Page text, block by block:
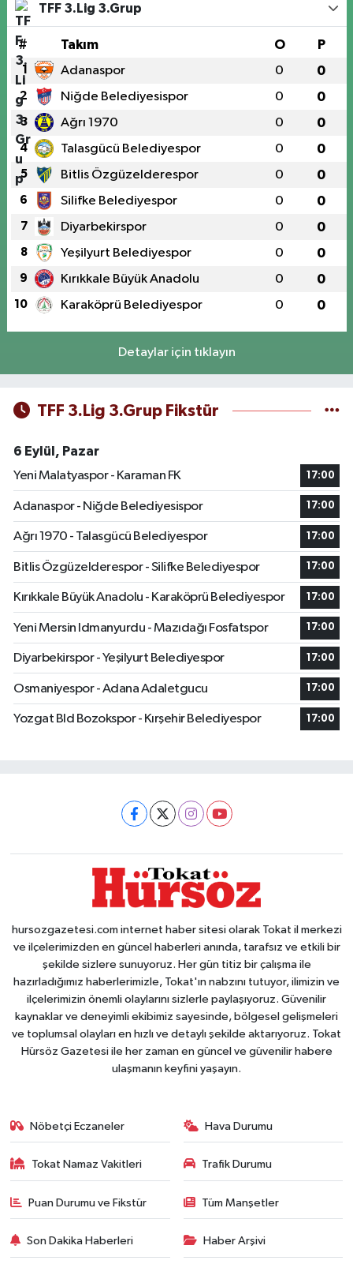
TFF 3.Lig 3.Grup
# Takım O P
1 Adanaspor 0 0
2 Niğde Belediyesispor 0 0
3 Ağrı 1970 0 0
4 Talasgücü Belediyespor 0 0
5 Bitlis Özgüzelderespor 0 0
6 Silifke Belediyespor 0 0
7 Diyarbekirspor 0 0
8 Yeşilyurt Belediyespor 0 0
9 Kırıkkale Büyük Anadolu 0 0
10 Karaköprü Belediyespor 0 0
Detaylar için tıklayın
TFF 3.Lig 3.Grup Fikstür
6 Eylül, Pazar
Yeni Malatyaspor - Karaman FK
17:00
Adanaspor - Niğde Belediyesispor 17:00
Ağrı 1970 - Talasgücü Belediyespor 17:00
Bitlis Özgüzelderespor - Silifke Belediyespor 17:00
Kırıkkale Büyük Anadolu - Karaköprü Belediyespor 17:00
Yeni Mersin Idmanyurdu - Mazıdağı Fosfatspor 17:00
Diyarbekirspor - Yeşilyurt Belediyespor 17:00
Osmaniyespor - Adana Adaletgucu 17:00
Yozgat Bld Bozokspor - Kırşehir Belediyespor 17:00
hursozgazetesi.com internet haber sitesi olarak Tokat il merkezi
ve ilçelerimizden en güncel haberleri anında, tarafsız ve etkili bir
şekilde sizlere sunuyoruz. Her gün titiz bir çalışma ile
hazırladığımız haberlerimizle, Tokat'ın nabzını tutuyor, ilimizin ve
ilçelerimizin önemli olaylarını sizlerle paylaşıyoruz. Güvenilir
kaynaklar ve deneyimli ekibimiz sayesinde, bölgesel gelişmeleri
ve toplumsal olayları en hızlı ve detaylı şekilde aktarıyoruz. Tokat
Hürsöz Gazetesi ile her zaman en güncel ve güvenilir habere
ulaşmanın keyfini yaşayın.
Nöbetçi Eczaneler Hava Durumu
Tokat Namaz Vakitleri Trafik Durumu
Puan Durumu ve Fikstür Tüm Manşetler
Son Dakika Haberleri Haber Arşivi